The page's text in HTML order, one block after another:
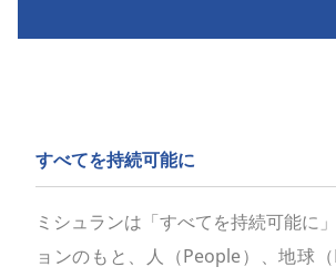
すべてを持続可能に
ミシュランは「すべてを持続可能に
ョンのもと、人（People）、地球